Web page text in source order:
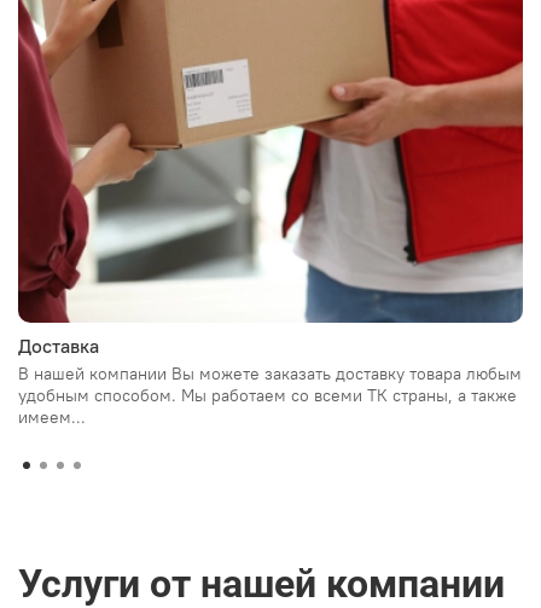
Доставка
В нашей компании Вы можете заказать доставку товара любым
удобным способом. Мы работаем со всеми ТК страны, а также
имеем...
Услуги от нашей компании